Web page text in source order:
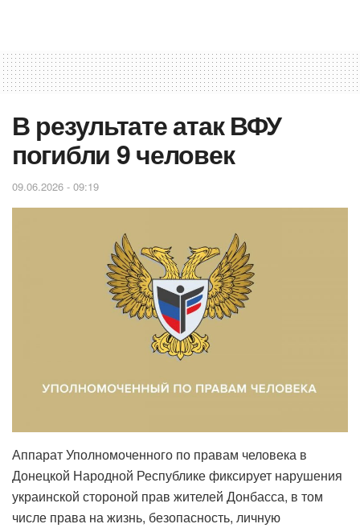
В результате атак ВФУ
погибли 9 человек
09.06.2026 - 09:19
Аппарат Уполномоченного по правам человека в
Донецкой Народной Республике фиксирует нарушения
украинской стороной прав жителей Донбасса, в том
числе права на жизнь, безопасность, личную